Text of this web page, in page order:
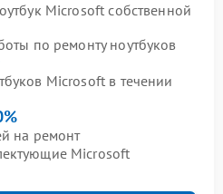
Microsoft собственной
по ремонту ноутбуков
Microsoft в течении
на ремонт
Microsoft